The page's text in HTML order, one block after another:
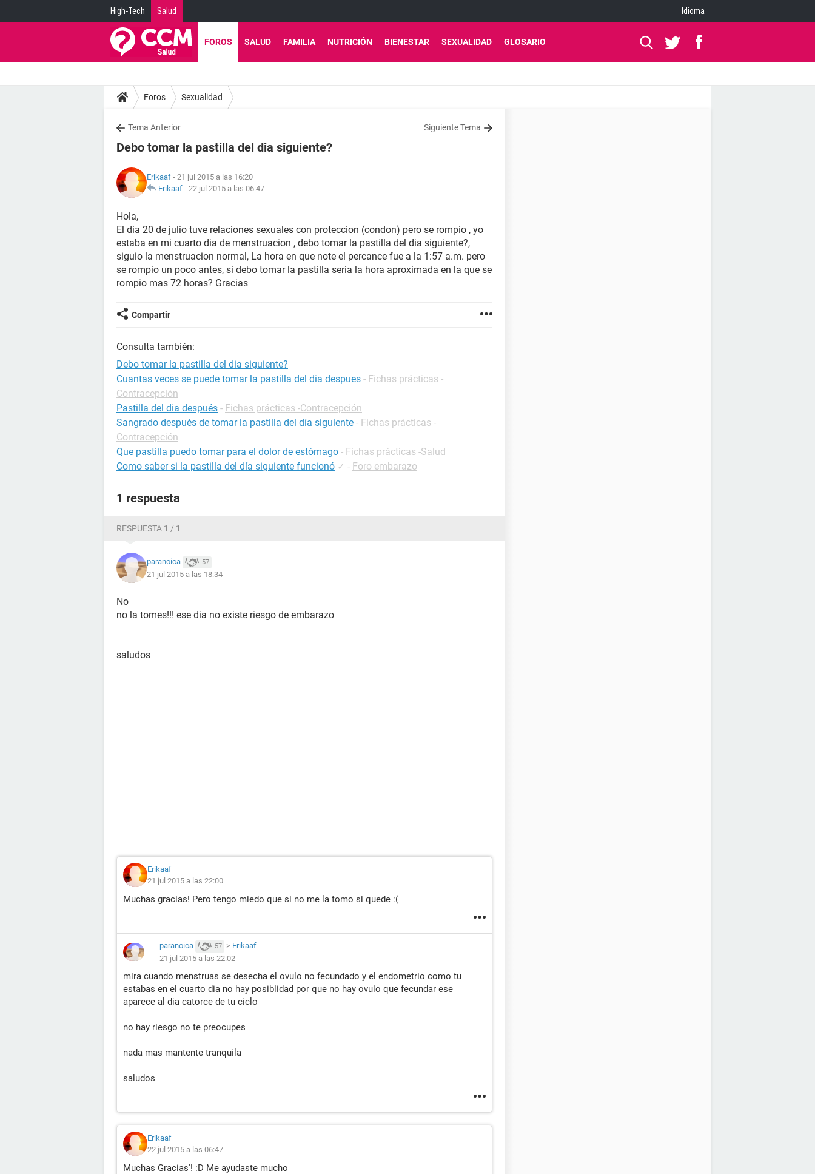
High-Tech Salud Idioma
FOROS SALUD FAMILIA NUTRICIÓN BIENESTAR SEXUALIDAD GLOSARIO
Foros Sexualidad
Tema Anterior Siguiente Tema
Debo tomar la pastilla del dia siguiente?
Erikaaf - 21 jul 2015 a las 16:20
Erikaaf - 22 jul 2015 a las 06:47
Hola,
El dia 20 de julio tuve relaciones sexuales con proteccion (condon) pero se rompio , yo
estaba en mi cuarto dia de menstruacion , debo tomar la pastilla del dia siguiente?,
siguio la menstruacion normal, La hora en que note el percance fue a la 1:57 a.m. pero
se rompio un poco antes, si debo tomar la pastilla seria la hora aproximada en la que se
rompio mas 72 horas? Gracias
Compartir
Consulta también:
Debo tomar la pastilla del dia siguiente?
Cuantas veces se puede tomar la pastilla del dia despues - Fichas prácticas -
Contracepción
Pastilla del dia después - Fichas prácticas -Contracepción
Sangrado después de tomar la pastilla del día siguiente - Fichas prácticas -
Contracepción
Que pastilla puedo tomar para el dolor de estómago - Fichas prácticas -Salud
Como saber si la pastilla del día siguiente funcionó ✓ - Foro embarazo
1 respuesta
RESPUESTA 1 / 1
paranoica 57
21 jul 2015 a las 18:34
No
no la tomes!!! ese dia no existe riesgo de embarazo
saludos
Erikaaf
21 jul 2015 a las 22:00
Muchas gracias! Pero tengo miedo que si no me la tomo si quede :(
paranoica 57 > Erikaaf
21 jul 2015 a las 22:02
mira cuando menstruas se desecha el ovulo no fecundado y el endometrio como tu
estabas en el cuarto dia no hay posiblidad por que no hay ovulo que fecundar ese
aparece al dia catorce de tu ciclo
no hay riesgo no te preocupes
nada mas mantente tranquila
saludos
Erikaaf
22 jul 2015 a las 06:47
Muchas Gracias'! :D Me ayudaste mucho